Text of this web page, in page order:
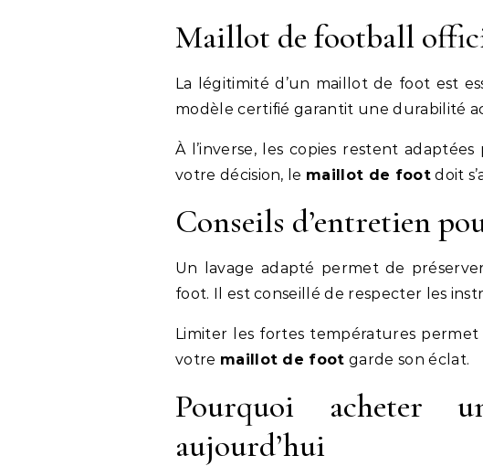
Maillot de football
La légitimité d’un maillot de foot est
modèle certifié garantit une durabilité
À l’inverse, les copies restent
votre décision, le maillot de footdoit
Conseils d’entretien
Un lavage adapté permet de
foot. Il est conseillé de respecter les
Limiter les fortes températures
votre maillot de foot garde son éclat.
Pourquoi acheter
aujourd’hui